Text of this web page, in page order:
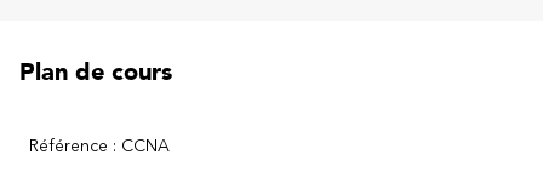
Plan de cours
Référence : CCNA